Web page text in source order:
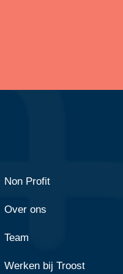
Non Profit
Over ons
Team
Werken bij Troost